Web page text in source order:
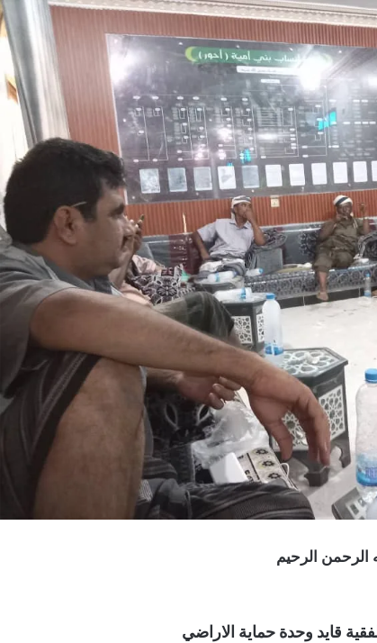
الرحمن الرحيم
قايد وحدة حماية الاراضي